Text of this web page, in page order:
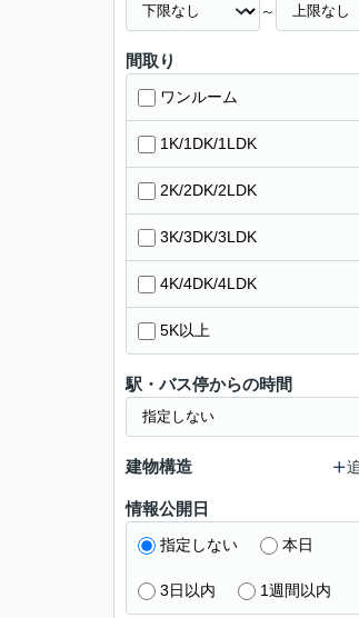
～
間取り
ワンルーム
1K/1DK/1LDK
2K/2DK/2LDK
3K/3DK/3LDK
4K/4DK/4LDK
5K以上
駅・バス停からの時間
建物構造
情報公開日
指定しない 本日
3日以内 1週間以内